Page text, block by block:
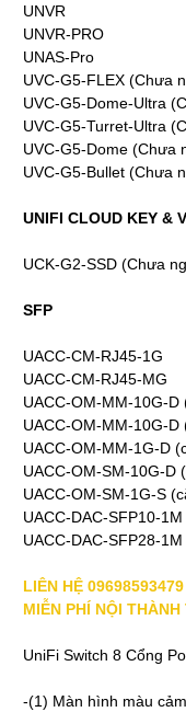
UNVR
UNVR-PRO
UNAS-Pro
UVC-G5-FLEX (Chưa
UVC-G5-Dome-Ultra
UVC-G5-Turret-Ultra
UVC-G5-Dome (Chưa
UVC-G5-Bullet (Chưa
UNIFI CLOUD KEY &
UCK-G2-SSD (Chưa
SFP
UACC-CM-RJ45-1G
UACC-CM-RJ45-MG
UACC-OM-MM-10G-D
UACC-OM-MM-10G-D
UACC-OM-MM-1G-D
UACC-OM-SM-10G-D
UACC-OM-SM-1G-S
UACC-DAC-SFP10-1M
UACC-DAC-SFP28-1M
LIÊN HỆ
MIỄN PHÍ NỘI THÀNH
UniFi Switch 8 Cổng
-(1) Màn hình màu